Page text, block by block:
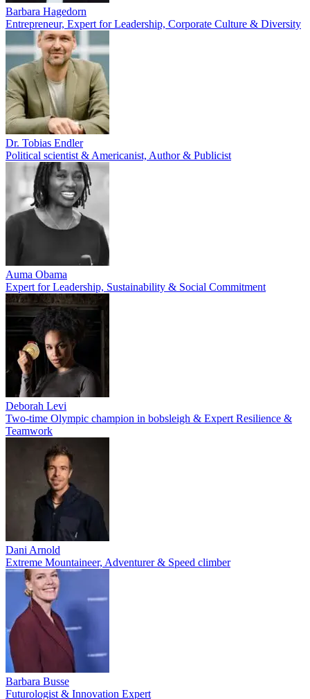
Barbara Hagedorn
Entrepreneur, Expert for Leadership, Corporate Culture & Diversity
Dr. Tobias Endler
Political scientist & Americanist, Author & Publicist
Auma Obama
Expert for Leadership, Sustainability & Social Commitment
Deborah Levi
Two-time Olympic champion in bobsleigh & Expert Resilience &
Teamwork
Dani Arnold
Extreme Mountaineer, Adventurer & Speed climber
Barbara Busse
Futurologist & Innovation Expert